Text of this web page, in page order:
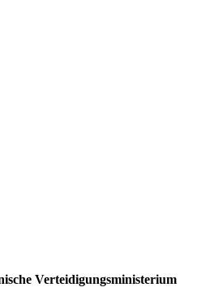
Verteidigungsministerium